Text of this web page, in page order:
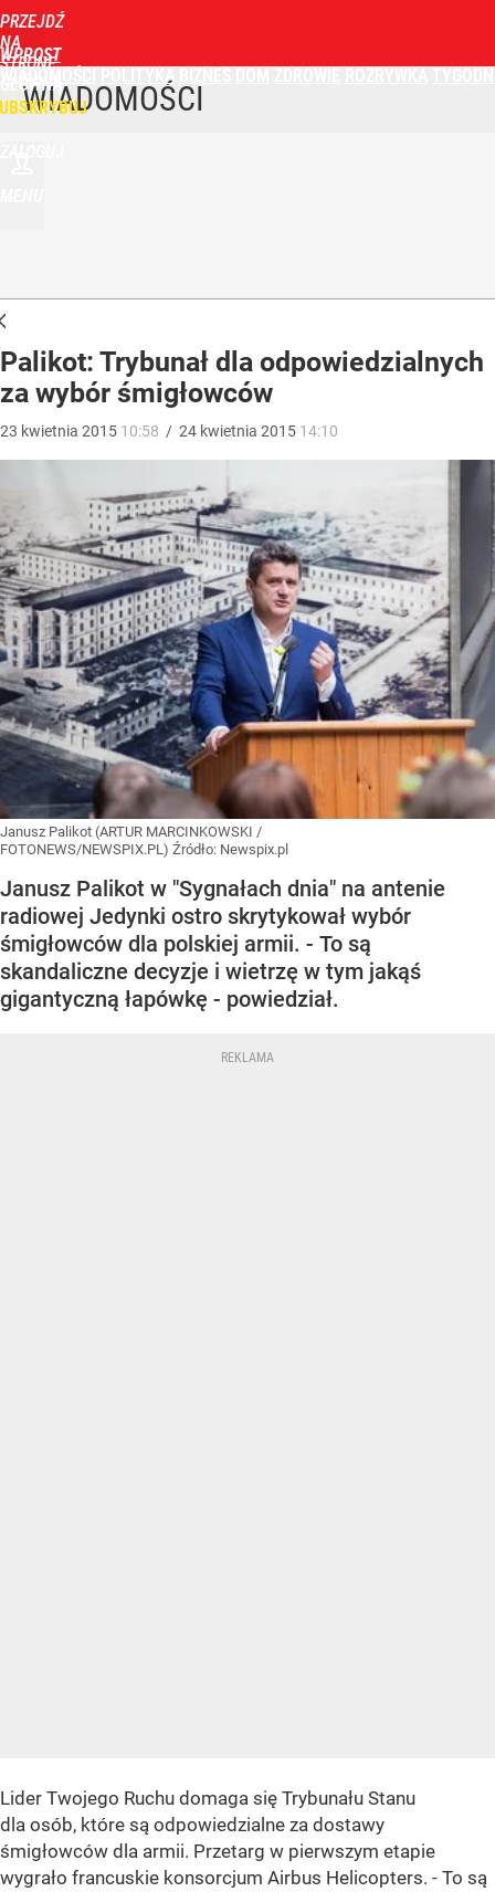
PRZEJDŹ
NA
STRONĘ
GŁÓWNĄ
WPROST
POLITYKA
WIADOMOŚCI
Palikot: Trybunał dla odpowiedzialnych
za wybór śmigłowców
23 kwietnia 2015 10:58 / 24 kwietnia 2015 14:10
Janusz Palikot (ARTUR MARCINKOWSKI /
FOTONEWS/NEWSPIX.PL) Źródło: Newspix.pl
Janusz Palikot w "Sygnałach dnia" na antenie
radiowej Jedynki ostro skrytykował wybór
śmigłowców dla polskiej armii. - To są
skandaliczne decyzje i wietrzę w tym jakąś
gigantyczną łapówkę - powiedział.
Lider Twojego Ruchu domaga się Trybunału Stanu
dla osób, które są odpowiedzialne za dostawy
śmigłowców dla armii. Przetarg w pierwszym etapie
wygrało francuskie konsorcjum Airbus Helicopters. - To są